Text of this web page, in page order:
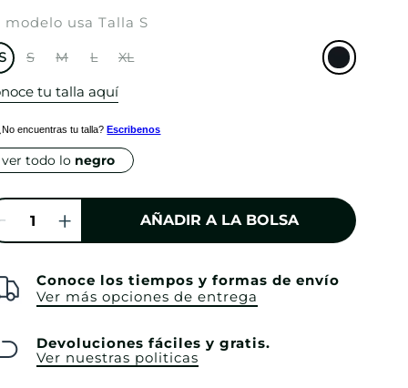
modelo usa Talla S
S M L XL
tu talla aquí
encuentras tu talla?Escribenos
ver todo lo negro
AÑADIR A LA BOLSA
Conoce los tiempos y formas de envío
Ver más opciones de entrega
Devoluciones fáciles y gratis.
Ver nuestras politicas